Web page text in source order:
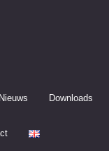
Nieuws Downloads